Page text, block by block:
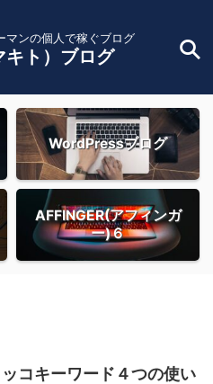
マンの個人で稼ぐブログ
ト）ブログ
WordPressブログ
AFFINGER(アフィンガ
ー)６
コキーワード４つの使い